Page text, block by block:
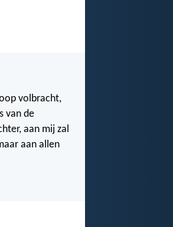
volbracht,
van de
aan mij zal
aan allen